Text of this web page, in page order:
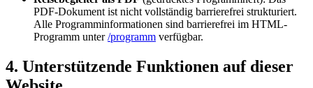
PDF-Dokument ist nicht vollständig barrierefrei strukturiert.
Alle Programminformationen sind barrierefrei im HTML-
Programm unter /programm verfügbar.
4. Unterstützende Funktionen auf dieser